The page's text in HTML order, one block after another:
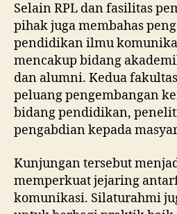
Selain RPL dan fasilitas
pihak juga membahas
pendidikan ilmu
mencakup bidang
dan alumni. Kedua
peluang pengembangan
bidang pendidikan,
pengabdian kepada
Kunjungan tersebut
memperkuat jejaring
komunikasi. Silaturahmi